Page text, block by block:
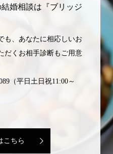
婚相談は『ブリッジ
も、あなたに相応しいお
だくお相手診断もご用意
（平日土日祝11:00～
こちら